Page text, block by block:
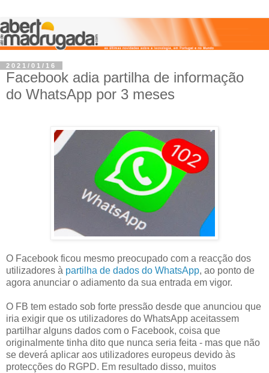
2021/01/16
Facebook adia partilha de informação
do WhatsApp por 3 meses
O Facebook ficou mesmo preocupado com a reacção dos
utilizadores à partilha de dados do WhatsApp, ao ponto de
agora anunciar o adiamento da sua entrada em vigor.
O FB tem estado sob forte pressão desde que anunciou que
iria exigir que os utilizadores do WhatsApp aceitassem
partilhar alguns dados com o Facebook, coisa que
originalmente tinha dito que nunca seria feita - mas que não
se deverá aplicar aos utilizadores europeus devido às
protecções do RGPD. Em resultado disso, muitos